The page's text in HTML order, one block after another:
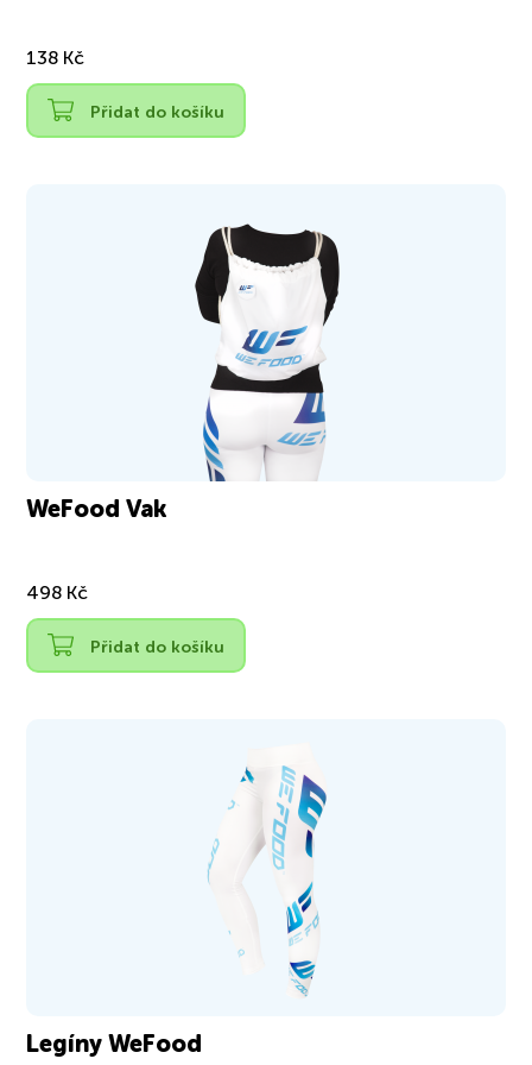
138 Kč
Přidat do košíku
WeFood Vak
498 Kč
Přidat do košíku
Legíny WeFood